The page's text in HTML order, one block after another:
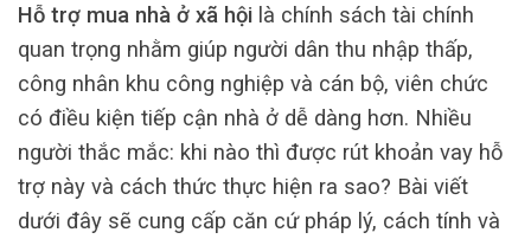
Hỗ trợ mua nhà ở xã hội là chính sách tài chính
quan trọng nhằm giúp người dân thu nhập thấp,
công nhân khu công nghiệp và cán bộ, viên chức
có điều kiện tiếp cận nhà ở dễ dàng hơn. Nhiều
người thắc mắc: khi nào thì được rút khoản vay hỗ
trợ này và cách thức thực hiện ra sao? Bài viết
dưới đây sẽ cung cấp căn cứ pháp lý, cách tính và